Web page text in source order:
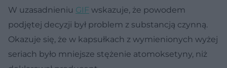
W uzasadnieniu GIF wskazuje, że powodem
podjętej decyzji był problem z substancją czynną.
Okazuje się, że w kapsułkach z wymienionych wyżej
seriach było mniejsze stężenie atomoksetyny, niż